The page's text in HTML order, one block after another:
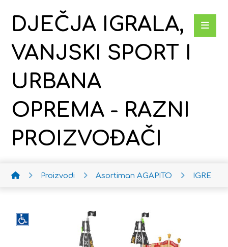
DJEČJA IGRALA,
VANJSKI SPORT I
URBANA
OPREMA - RAZNI
PROIZVOĐAČI
Proizvodi Asortiman AGAPITO IGRE